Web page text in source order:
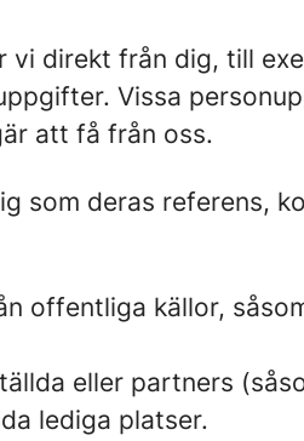
direkt från dig, till
Vissa
att få från oss.
som deras referens,
offentliga källor,
eller partners
lediga platser.